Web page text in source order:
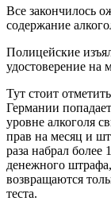
Все закончилось
содержание
Полицейские
удостоверение на
Тут стоит
Германии
уровне алкоголя
прав на месяц и
раза набрал
денежного
возвращаются
теста.